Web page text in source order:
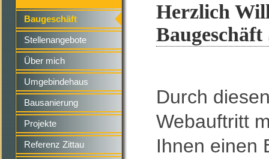
Baugeschäft
Stellenangebote
Über mich
Umgebindehaus
Bausanierung
Projekte
Referenz Zittau
Herzlich
Durch
Webauftritt
Ihnen einen